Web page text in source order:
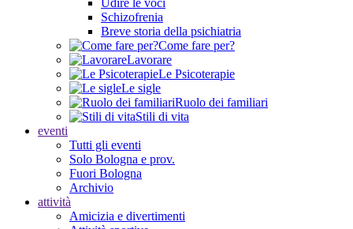
Udire le voci
Schizofrenia
Breve storia della psichiatria
Come fare per?
Lavorare
Le Psicoterapie
Le sigle
Ruolo dei familiari
Stili di vita
eventi
Tutti gli eventi
Solo Bologna e prov.
Fuori Bologna
Archivio
attività
Amicizia e divertimenti